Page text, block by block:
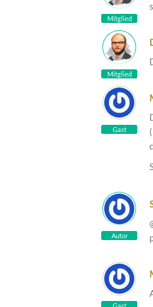
Mitglied
Mitglied
Gast
Autor